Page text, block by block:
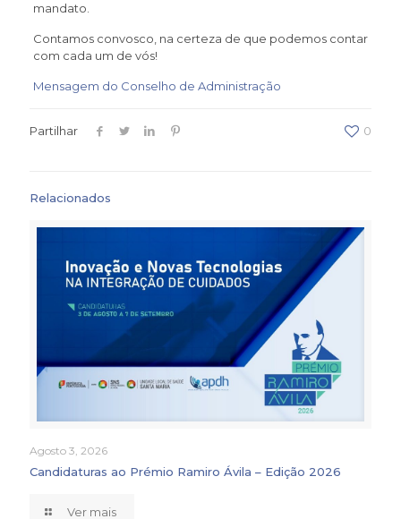
mandato.
Contamos convosco, na certeza de que podemos contar
com cada um de vós!
Mensagem do Conselho de Administração
Partilhar 0
Relacionados
Agosto 3, 2026
Candidaturas ao Prémio Ramiro Ávila – Edição 2026
Ver mais